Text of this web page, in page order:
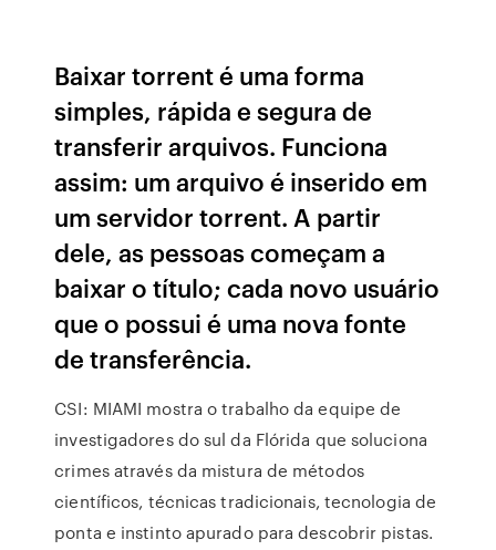
Baixar torrent é uma forma
simples, rápida e segura de
transferir arquivos. Funciona
assim: um arquivo é inserido em
um servidor torrent. A partir
dele, as pessoas começam a
baixar o título; cada novo usuário
que o possui é uma nova fonte
de transferência.
CSI: MIAMI mostra o trabalho da equipe de
investigadores do sul da Flórida que soluciona
crimes através da mistura de métodos
científicos, técnicas tradicionais, tecnologia de
ponta e instinto apurado para descobrir pistas.